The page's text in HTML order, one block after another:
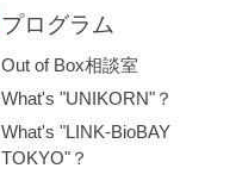
プログラム
Out of Box相談室
What's "UNIKORN"？
What's "LINK-BioBAY
TOKYO"？